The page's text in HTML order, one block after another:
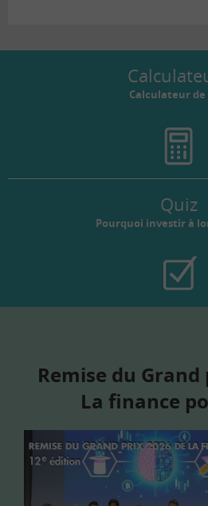
Calculateur de
Quiz
Pourquoi investir à
Remise du Grand
La finance